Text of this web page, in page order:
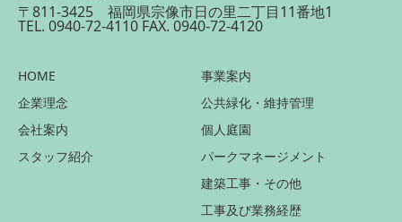
〒811-3425 福岡県宗像市日の里二丁目11番地1
TEL. 0940-72-4110 FAX. 0940-72-4120
HOME
企業理念
会社案内
スタッフ紹介
事業案内
公共緑化・維持管理
個人庭園
パークマネージメント
建築工事・その他
工事及び業務経歴